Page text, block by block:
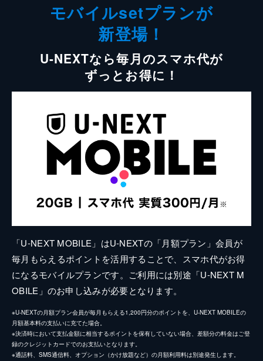
モバイルsetプランが
新登場！
U-NEXTなら毎月のスマホ代が
ずっとお得に！
「U-NEXT MOBILE」はU-NEXTの「月額プラン」会員が
毎月もらえるポイントを活用することで、スマホ代がお得
になるモバイルプランです。ご利用には別途「U-NEXT M
OBILE」のお申し込みが必要となります。
※U-NEXTの月額プラン会員が毎月もらえる1,200円分のポイントを、U-NEXT MOBILEの
月額基本料の支払いに充てた場合。
※決済時において支払金額に相当するポイントを保有していない場合、差額分の料金はご登
録のクレジットカードでのお支払いとなります。
※通話料、SMS通信料、オプション（かけ放題など）の月額利用料は別途発生します。